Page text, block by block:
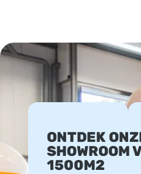
ONTDEK
SHOWROOM
1500M2